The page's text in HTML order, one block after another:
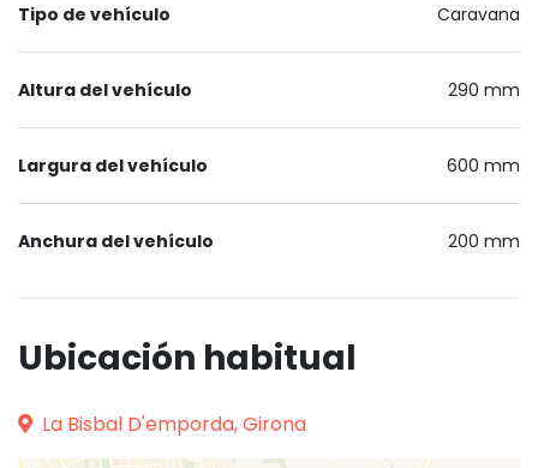
Tipo de vehículo Caravana
Altura del vehículo 290 mm
Largura del vehículo 600 mm
Anchura del vehículo 200 mm
Ubicación habitual
La Bisbal D'emporda, Girona